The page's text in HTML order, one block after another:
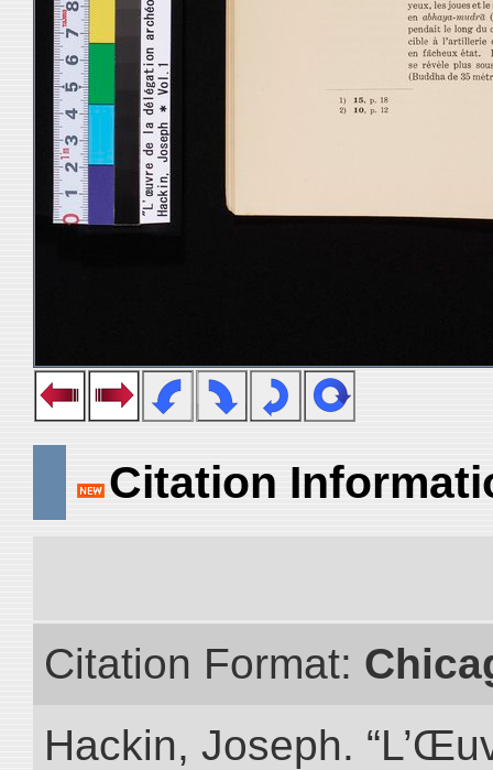
Citation
Citation Format:
Hackin, Joseph.